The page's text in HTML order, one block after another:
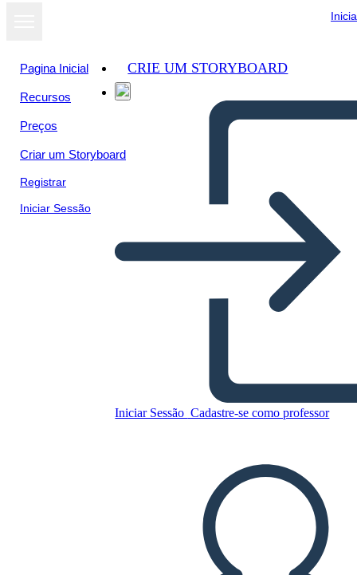
Pagina Inicial
Recursos
Preços
Criar um Storyboard
Registrar
Iniciar Sessão
CRIE UM STORYBOARD
Iniciar Sessão Cadastre-se como professor
Potere Negoziale in Azione
REPRODUZIR APRESENTAÇÃO DE SLIDES
LEIA PRA MIM